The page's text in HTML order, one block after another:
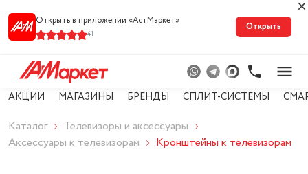
Открыть в приложении «АстМарке‪т‬»
41
Открыть
АКЦИИ МАГАЗИНЫ БРЕНДЫ СПЛИТ-СИСТЕМЫ
Каталог
Телевизоры и аксессуары
Аксессуары к телевизорам
Кронштейны к телевизорам